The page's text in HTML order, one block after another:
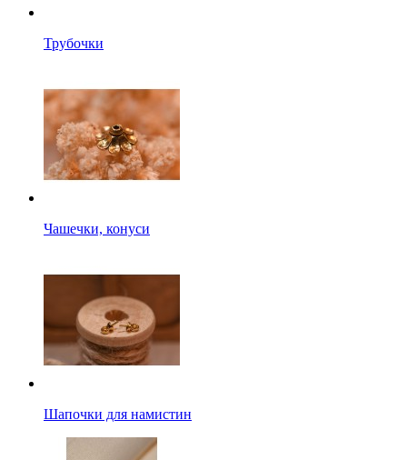
Трубочки
Чашечки, конуси
Шапочки для намистин